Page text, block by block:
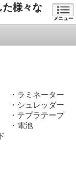
た様々な
メニュー
・ラミネーター
・シュレッダー
・テプラテープ
・電池